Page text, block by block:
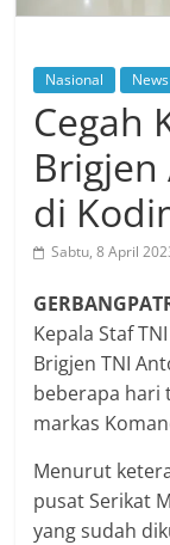
Nasional News
Cegah
di
Sabtu, 8 April
Kepala Staf
Brigjen TNI
beberapa hari
markas
Menurut
pusat Serikat
yang sudah